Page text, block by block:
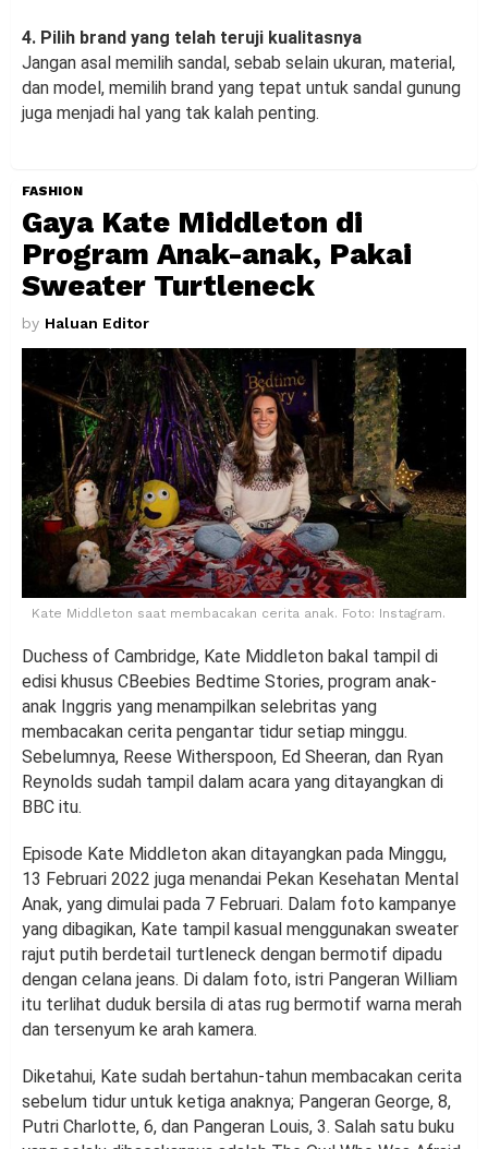
4. Pilih brand yang telah teruji kualitasnya
Jangan asal memilih sandal, sebab selain ukuran, material,
dan model, memilih brand yang tepat untuk sandal gunung
juga menjadi hal yang tak kalah penting.
FASHION
Gaya Kate Middleton di
Program Anak-anak, Pakai
Sweater Turtleneck
by Haluan Editor
Kate Middleton saat membacakan cerita anak. Foto: Instagram.
Duchess of Cambridge, Kate Middleton bakal tampil di
edisi khusus CBeebies Bedtime Stories, program anak-
anak Inggris yang menampilkan selebritas yang
membacakan cerita pengantar tidur setiap minggu.
Sebelumnya, Reese Witherspoon, Ed Sheeran, dan Ryan
Reynolds sudah tampil dalam acara yang ditayangkan di
BBC itu.
Episode Kate Middleton akan ditayangkan pada Minggu,
13 Februari 2022 juga menandai Pekan Kesehatan Mental
Anak, yang dimulai pada 7 Februari. Dalam foto kampanye
yang dibagikan, Kate tampil kasual menggunakan sweater
rajut putih berdetail turtleneck dengan bermotif dipadu
dengan celana jeans. Di dalam foto, istri Pangeran William
itu terlihat duduk bersila di atas rug bermotif warna merah
dan tersenyum ke arah kamera.
Diketahui, Kate sudah bertahun-tahun membacakan cerita
sebelum tidur untuk ketiga anaknya; Pangeran George, 8,
Putri Charlotte, 6, dan Pangeran Louis, 3. Salah satu buku